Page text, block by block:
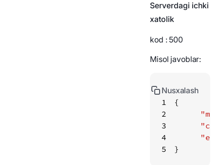
Serverdagi ichki
xatolik
kod : 500
Misol javoblar:
1
2
3
4
5
}
Nusxalash